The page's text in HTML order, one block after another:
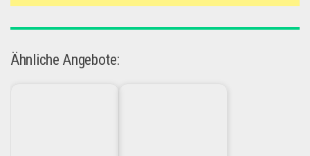
Ähnliche Angebote: